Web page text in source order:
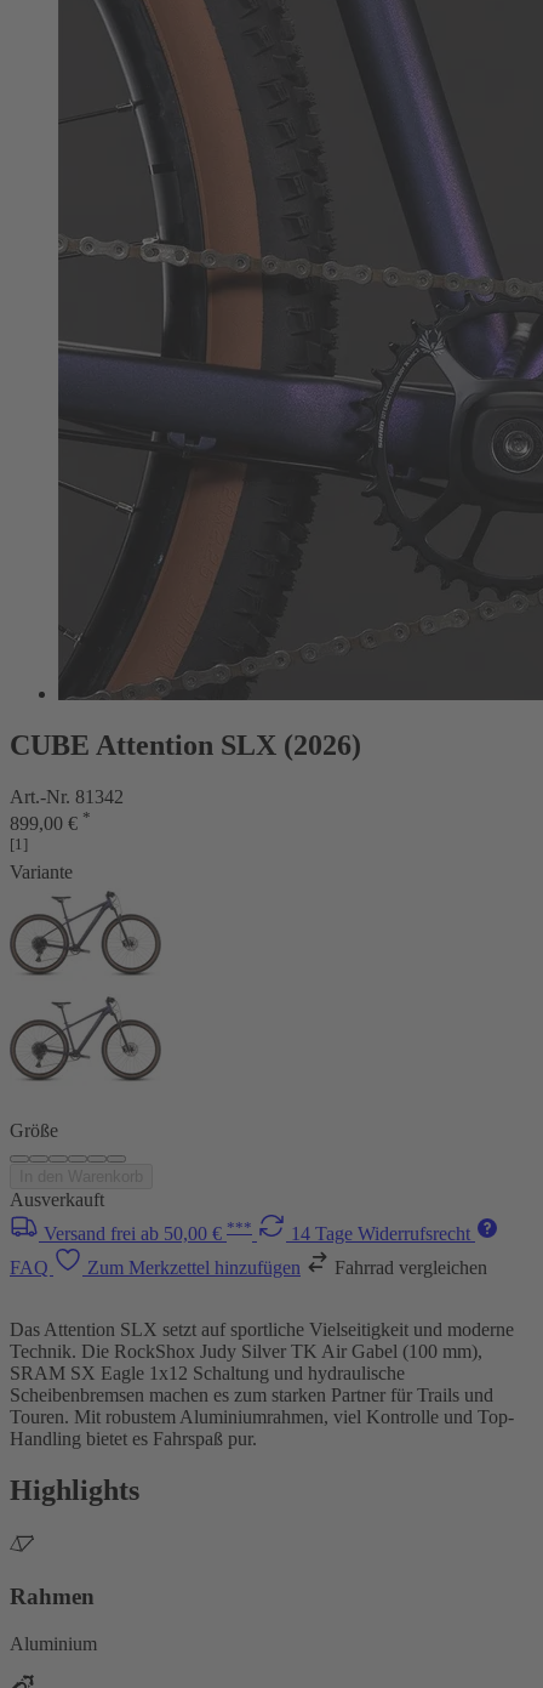
CUBE Attention SLX (2026)
Art.-Nr. 81342
899,00 € *
[1]
Variante
Größe
Ausverkauft
Versand frei ab 50,00 € ***
14 Tage Widerrufsrecht
FAQ
Zum Merkzettel hinzufügen Fahrrad vergleichen
Das Attention SLX setzt auf sportliche Vielseitigkeit und moderne
Technik. Die RockShox Judy Silver TK Air Gabel (100 mm),
SRAM SX Eagle 1x12 Schaltung und hydraulische
Scheibenbremsen machen es zum starken Partner für Trails und
Touren. Mit robustem Aluminiumrahmen, viel Kontrolle und Top-
Handling bietet es Fahrspaß pur.
Highlights
Rahmen
Aluminium